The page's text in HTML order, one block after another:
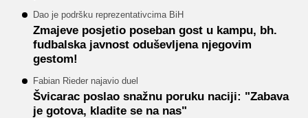
Dao je podršku reprezentativcima BiH
Zmajeve posjetio poseban gost u kampu, bh.
fudbalska javnost oduševljena njegovim
gestom!
Fabian Rieder najavio duel
Švicarac poslao snažnu poruku naciji: "Zabava
je gotova, kladite se na nas"